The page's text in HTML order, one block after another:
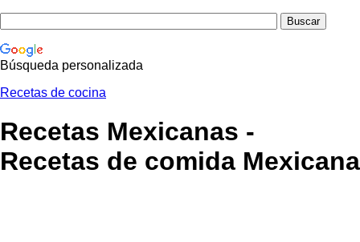
Búsqueda personalizada
Recetas de cocina
Recetas Mexicanas -
Recetas de comida Mexicana